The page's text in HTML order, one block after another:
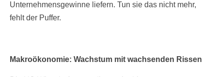
Unternehmensgewinne liefern. Tun sie das nicht mehr,
fehlt der Puffer.
Makroökonomie: Wachstum mit wachsenden Rissen